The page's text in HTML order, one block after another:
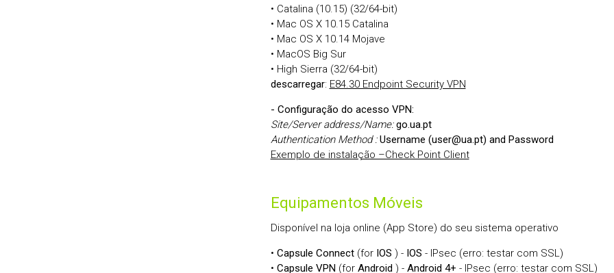
• Catalina (10.15) (32/64-bit)
• Mac OS X 10.15 Catalina
• Mac OS X 10.14 Mojave
• MacOS Big Sur
• High Sierra (32/64-bit)
descarregar: E84.30 Endpoint Security VPN
- Configuração do acesso VPN:
Site/Server address/Name: go.ua.pt
Authentication Method : Username (user@ua.pt) and Password
Exemplo de instalação –Check Point Client
Equipamentos Móveis
Disponível na loja online (App Store) do seu sistema operativo
• Capsule Connect(for IOS ) - IOS - IPsec (erro: testar com SSL)
• Capsule VPN (for Android ) - Android 4+ - IPsec (erro: testar com SSL)